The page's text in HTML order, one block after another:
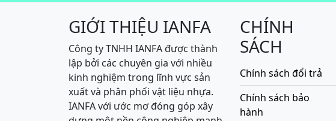
GIỚI THIỆU IANFA
Công ty TNHH IANFA được thành
lập bởi các chuyên gia với nhiều
kinh nghiệm trong lĩnh vực sản
xuất và phân phối vật liệu nhựa.
IANFA với ước mơ đóng góp xây
CHÍNH
SÁCH
Chính sách đổi trả
Chính sách bảo
hành